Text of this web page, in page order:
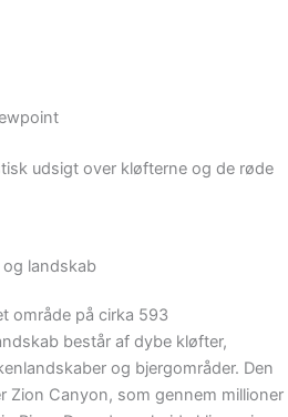
udsigt over kløfterne og de røde
og landskab
område på cirka 593
består af dybe kløfter,
og bjergområder. Den
Zion Canyon, som gennem millioner